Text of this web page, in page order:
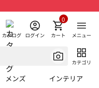
カタログ ログイン カート
0
メニュー
カテゴリ
メンズ インテリア